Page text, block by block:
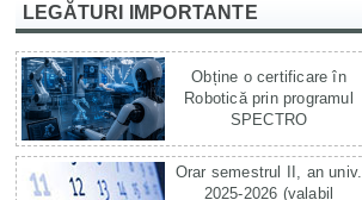
LEGĂTURI IMPORTANTE
Obține o certificare în
Robotică prin programul
SPECTRO
Orar semestrul II, an univ.
2025-2026 (valabil